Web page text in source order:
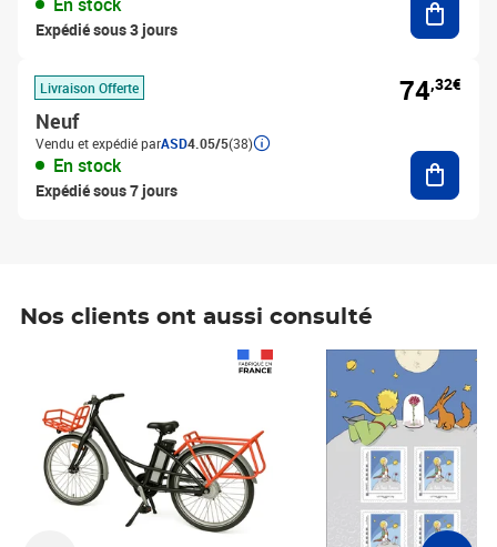
Expédié sous 3 jours
Livraison Offerte
Neuf
Vendu et expédié parASD4.05/5(38)
En stock
Expédié sous 7 jours
74,32€
Nos clients ont aussi consulté
Prix 7,50€